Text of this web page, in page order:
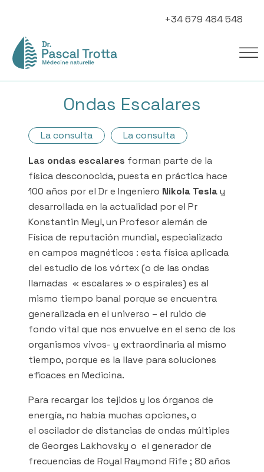
+34 679 484 548
Ondas Escalares
La consulta La consulta
Las ondas escalares forman parte de la
física desconocida, puesta en práctica hace
100 años por el Dr e Ingeniero Nikola Teslay
desarrollada en la actualidad por el Pr
Konstantin Meyl, un Profesor alemán de
Física de reputación mundial, especializado
en campos magnéticos : esta física aplicada
del estudio de los vórtex (o de las ondas
llamadas « escalares » o espirales) es al
mismo tiempo banal porque se encuentra
generalizada en el universo – el ruido de
fondo vital que nos envuelve en el seno de los
organismos vivos- y extraordinaria al mismo
tiempo, porque es la llave para soluciones
eficaces en Medicina.
Para recargar los tejidos y los órganos de
energía, no había muchas opciones, o
el oscilador de distancias de ondas múltiples
de Georges Lakhovsky o el generador de
frecuencias de Royal Raymond Rife ; 80 años